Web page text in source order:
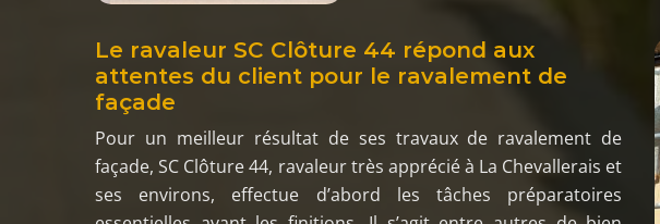
Le ravaleur SC Clôture 44 répond aux
attentes du client pour le ravalement de
façade
Pour un meilleur résultat de ses travaux de ravalement de
façade, SC Clôture 44, ravaleur très apprécié à La Chevallerais et
ses environs, effectue d’abord les tâches préparatoires